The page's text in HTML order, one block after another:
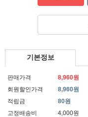
기본정보
판매가격
8,960원
회원할인가격
8,960원
적립금
80원
고정배송비
4,000원